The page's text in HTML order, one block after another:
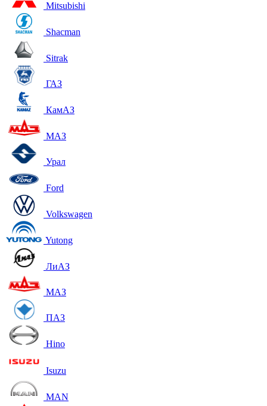
Mitsubishi
Shacman
Sitrak
ГАЗ
КамАЗ
МАЗ
Урал
Ford
Volkswagen
Yutong
ЛиАЗ
МАЗ
ПАЗ
Hino
Isuzu
MAN